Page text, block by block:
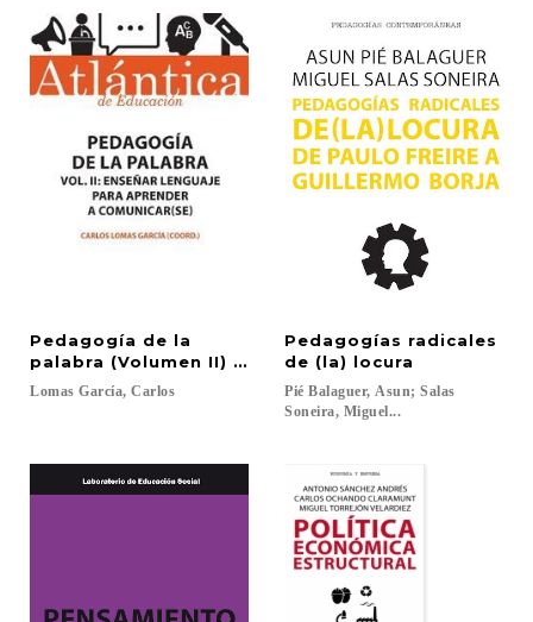
Pedagogía de la
palabra (Volumen II) Enseñar lenguaje para
Lomas García, Carlos
Pedagogías radicales
de (la) locura
Pié Balaguer, Asun; Salas
Soneira, Miguel...